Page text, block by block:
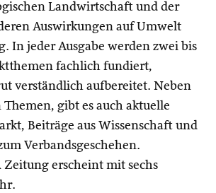
Landwirtschaft und der
Auswirkungen auf Umwelt
In jeder Ausgabe werden zwei bis
fachlich fundiert,
verständlich aufbereitet. Neben
gibt es auch aktuelle
Beiträge aus Wissenschaft und
Verbandsgeschehen.
Zeitung erscheint mit sechs